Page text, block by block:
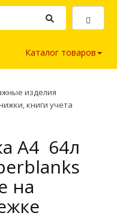
Каталог товаров
изделия
книги учета
A4 64л
на